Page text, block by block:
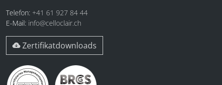
Telefon: +41 61 927 84 44
E-Mail: info@celloclair.ch
Zertifikatdownloads